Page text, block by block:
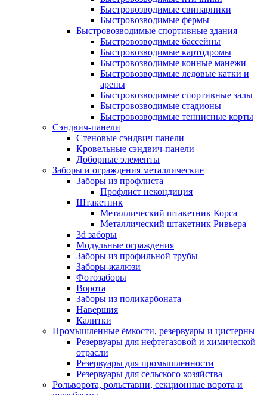
Быстровозводимые свинарники
Быстровозводимые фермы
Быстровозводимые спортивные здания
Быстровозводимые бассейны
Быстровозводимые картодромы
Быстровозводимые конные манежи
Быстровозводимые ледовые катки и
арены
Быстровозводимые спортивные залы
Быстровозводимые стадионы
Быстровозводимые теннисные корты
Сэндвич-панели
Стеновые сэндвич панели
Кровельные сэндвич-панели
Доборные элементы
Заборы и ограждения металлические
Заборы из профлиста
Профлист некондиция
Штакетник
Металлический штакетник Корса
Металлический штакетник Ривьера
3d заборы
Модульные ограждения
Заборы из профильной трубы
Заборы-жалюзи
Фотозаборы
Ворота
Заборы из поликарбоната
Навершия
Калитки
Промышленные ёмкости, резервуары и цистерны
Резервуары для нефтегазовой и химической
отрасли
Резервуары для промышленности
Резервуары для сельского хозяйства
Рольворота, рольставни, секционные ворота и